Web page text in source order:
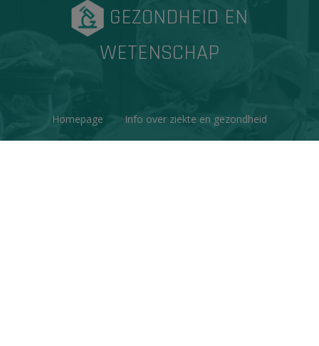
GEZONDHEID EN
WETENSCHAP
Homepage Info over ziekte en gezondheid